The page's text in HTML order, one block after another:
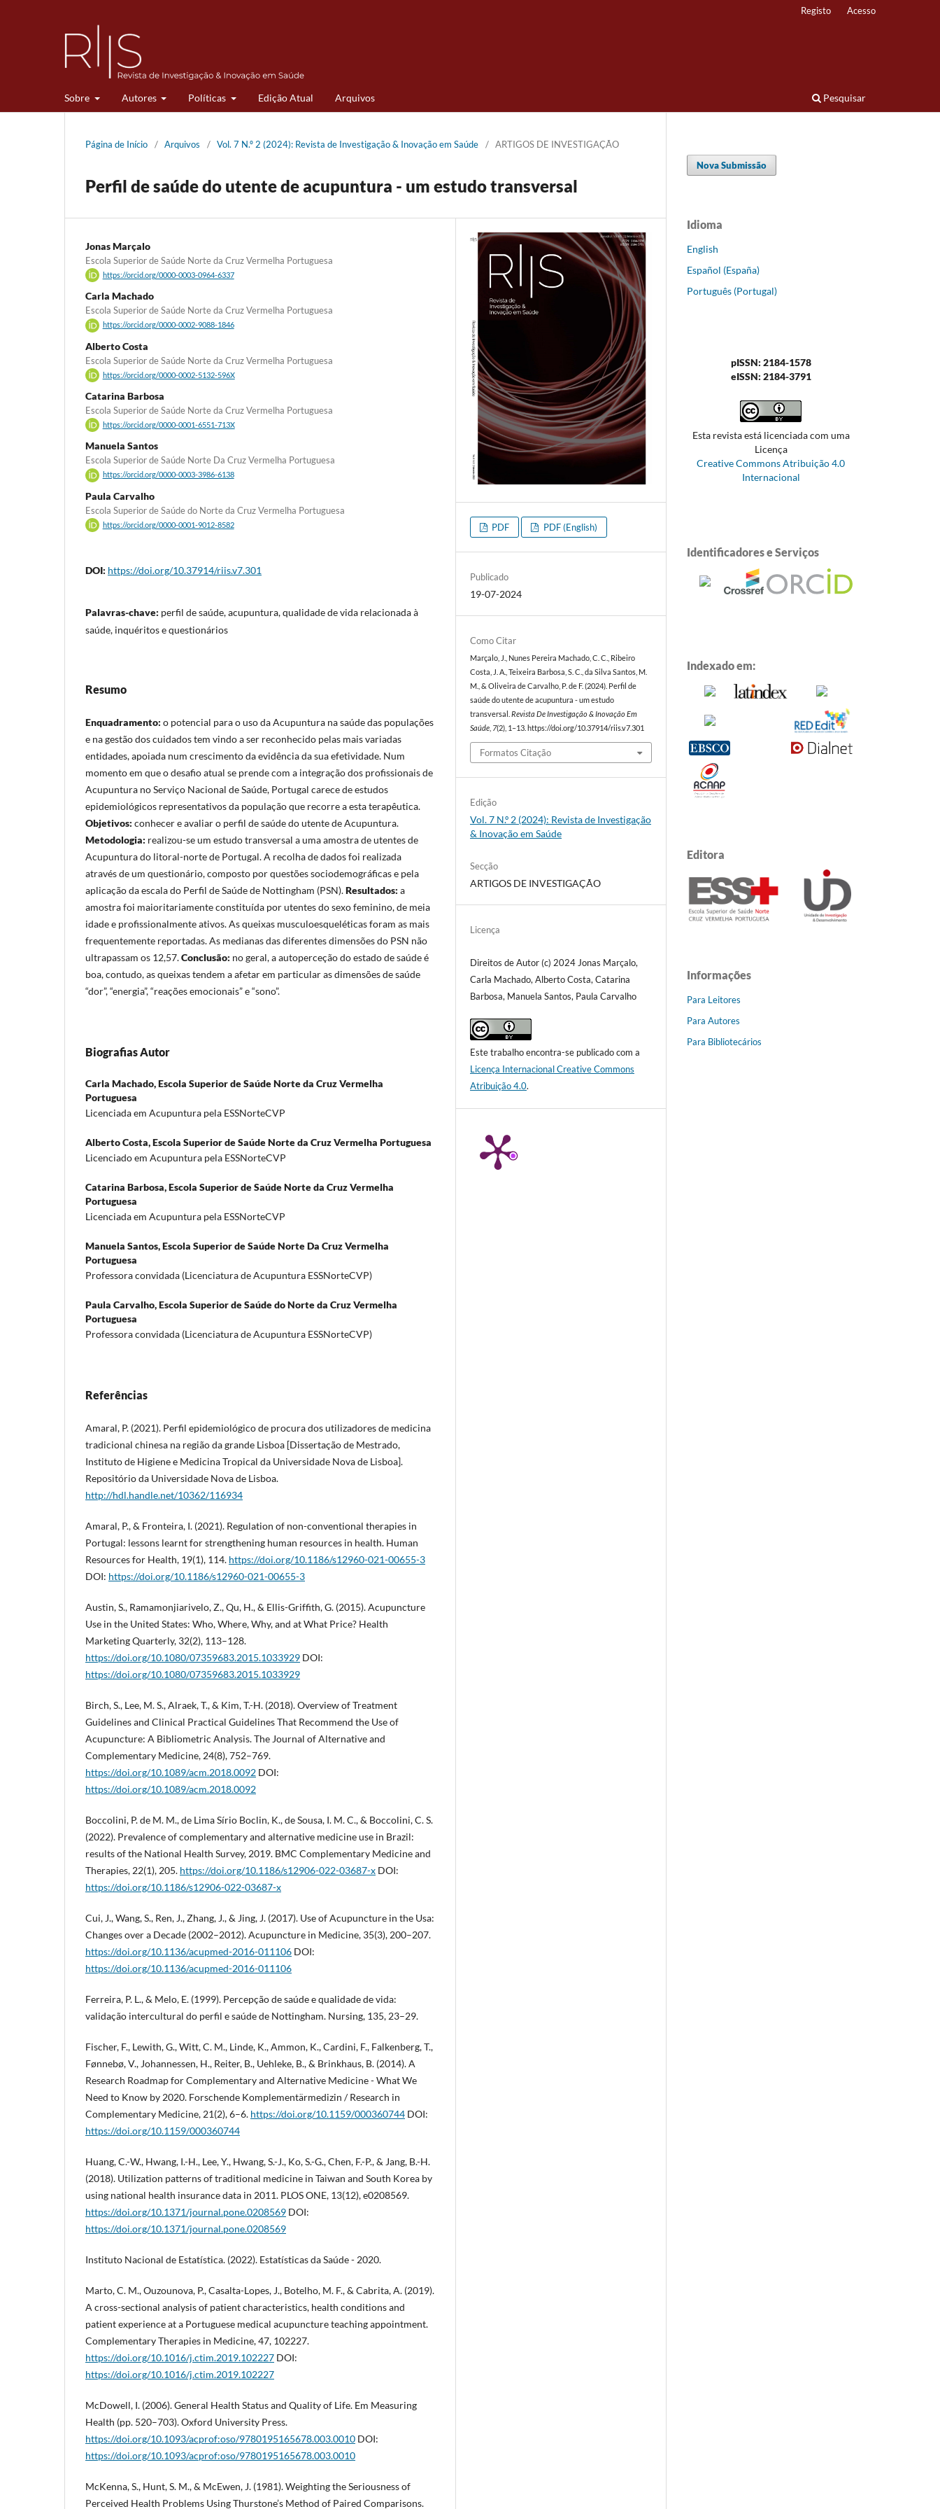
Sobre Autores Políticas Edição Atual Arquivos Pesquisar
Registo Acesso
Página de Início / Arquivos / Vol. 7 N.º 2 (2024): Revista de Investigação & Inovação em Saúde / ARTIGOS DE INVESTIGAÇÃO
Perfil de saúde do utente de acupuntura - um estudo transversal
Jonas Marçalo
Escola Superior de Saúde Norte da Cruz Vermelha Portuguesa
https://orcid.org/0000-0003-0964-6337
Carla Machado
Escola Superior de Saúde Norte da Cruz Vermelha Portuguesa
https://orcid.org/0000-0002-9088-1846
Alberto Costa
Escola Superior de Saúde Norte da Cruz Vermelha Portuguesa
https://orcid.org/0000-0002-5132-596X
Catarina Barbosa
Escola Superior de Saúde Norte da Cruz Vermelha Portuguesa
https://orcid.org/0000-0001-6551-713X
Manuela Santos
Escola Superior de Saúde Norte Da Cruz Vermelha Portuguesa
https://orcid.org/0000-0003-3986-6138
Paula Carvalho
Escola Superior de Saúde do Norte da Cruz Vermelha Portuguesa
https://orcid.org/0000-0001-9012-8582
DOI: https://doi.org/10.37914/riis.v7.301
Palavras-chave: perfil de saúde, acupuntura, qualidade de vida relacionada à
saúde, inquéritos e questionários
Resumo
Enquadramento: o potencial para o uso da Acupuntura na saúde das populações
e na gestão dos cuidados tem vindo a ser reconhecido pelas mais variadas
entidades, apoiada num crescimento da evidência da sua efetividade. Num
momento em que o desafio atual se prende com a integração dos profissionais de
Acupuntura no Serviço Nacional de Saúde, Portugal carece de estudos
epidemiológicos representativos da população que recorre a esta terapêutica.
Objetivos: conhecer e avaliar o perfil de saúde do utente de Acupuntura.
Metodologia: realizou-se um estudo transversal a uma amostra de utentes de
Acupuntura do litoral-norte de Portugal. A recolha de dados foi realizada
através de um questionário, composto por questões sociodemográficas e pela
aplicação da escala do Perfil de Saúde de Nottingham (PSN).Resultados: a
amostra foi maioritariamente constituída por utentes do sexo feminino, de meia
idade e profissionalmente ativos. As queixas musculoesqueléticas foram as mais
frequentemente reportadas. As medianas das diferentes dimensões do PSN não
ultrapassam os 12,57.Conclusão: no geral, a autoperceção do estado de saúde é
boa, contudo, as queixas tendem a afetar em particular as dimensões de saúde
“dor”, “energia”, “reações emocionais” e “sono”.
Biografias Autor
Carla Machado,Escola Superior de Saúde Norte da Cruz Vermelha
Portuguesa
Licenciada em Acupuntura pela ESSNorteCVP
Alberto Costa,Escola Superior de Saúde Norte da Cruz Vermelha Portuguesa
Licenciado em Acupuntura pela ESSNorteCVP
Catarina Barbosa,Escola Superior de Saúde Norte da Cruz Vermelha
Portuguesa
Licenciada em Acupuntura pela ESSNorteCVP
Manuela Santos,Escola Superior de Saúde Norte Da Cruz Vermelha
Portuguesa
Professora convidada (Licenciatura de Acupuntura ESSNorteCVP)
Paula Carvalho,Escola Superior de Saúde do Norte da Cruz Vermelha
Portuguesa
Professora convidada (Licenciatura de Acupuntura ESSNorteCVP)
Referências
Amaral, P. (2021). Perfil epidemiológico de procura dos utilizadores de medicina
tradicional chinesa na região da grande Lisboa [Dissertação de Mestrado,
Instituto de Higiene e Medicina Tropical da Universidade Nova de Lisboa].
Repositório da Universidade Nova de Lisboa.
http://hdl.handle.net/10362/116934
Amaral, P., & Fronteira, I. (2021). Regulation of non-conventional therapies in
Portugal: lessons learnt for strengthening human resources in health. Human
Resources for Health, 19(1), 114. https://doi.org/10.1186/s12960-021-00655-3
DOI: https://doi.org/10.1186/s12960-021-00655-3
Austin, S., Ramamonjiarivelo, Z., Qu, H., & Ellis-Griffith, G. (2015). Acupuncture
Use in the United States: Who, Where, Why, and at What Price? Health
Marketing Quarterly, 32(2), 113–128.
https://doi.org/10.1080/07359683.2015.1033929 DOI:
https://doi.org/10.1080/07359683.2015.1033929
Birch, S., Lee, M. S., Alraek, T., & Kim, T.-H. (2018). Overview of Treatment
Guidelines and Clinical Practical Guidelines That Recommend the Use of
Acupuncture: A Bibliometric Analysis. The Journal of Alternative and
Complementary Medicine, 24(8), 752–769.
https://doi.org/10.1089/acm.2018.0092 DOI:
https://doi.org/10.1089/acm.2018.0092
Boccolini, P. de M. M., de Lima Sírio Boclin, K., de Sousa, I. M. C., & Boccolini, C. S.
(2022). Prevalence of complementary and alternative medicine use in Brazil:
results of the National Health Survey, 2019. BMC Complementary Medicine and
Therapies, 22(1), 205. https://doi.org/10.1186/s12906-022-03687-x DOI:
https://doi.org/10.1186/s12906-022-03687-x
Cui, J., Wang, S., Ren, J., Zhang, J., & Jing, J. (2017). Use of Acupuncture in the Usa:
Changes over a Decade (2002–2012). Acupuncture in Medicine, 35(3), 200–207.
https://doi.org/10.1136/acupmed-2016-011106 DOI:
https://doi.org/10.1136/acupmed-2016-011106
Ferreira, P. L., & Melo, E. (1999). Percepção de saúde e qualidade de vida:
validação intercultural do perfil e saúde de Nottingham. Nursing, 135, 23–29.
Fischer, F., Lewith, G., Witt, C. M., Linde, K., Ammon, K., Cardini, F., Falkenberg, T.,
Fønnebø, V., Johannessen, H., Reiter, B., Uehleke, B., & Brinkhaus, B. (2014). A
Research Roadmap for Complementary and Alternative Medicine - What We
Need to Know by 2020. Forschende Komplementärmedizin / Research in
Complementary Medicine, 21(2), 6–6. https://doi.org/10.1159/000360744 DOI:
https://doi.org/10.1159/000360744
Huang, C.-W., Hwang, I.-H., Lee, Y., Hwang, S.-J., Ko, S.-G., Chen, F.-P., & Jang, B.-H.
(2018). Utilization patterns of traditional medicine in Taiwan and South Korea by
using national health insurance data in 2011. PLOS ONE, 13(12), e0208569.
https://doi.org/10.1371/journal.pone.0208569 DOI:
https://doi.org/10.1371/journal.pone.0208569
Instituto Nacional de Estatística. (2022). Estatísticas da Saúde - 2020.
Marto, C. M., Ouzounova, P., Casalta-Lopes, J., Botelho, M. F., & Cabrita, A. (2019).
A cross-sectional analysis of patient characteristics, health conditions and
patient experience at a Portuguese medical acupuncture teaching appointment.
Complementary Therapies in Medicine, 47, 102227.
https://doi.org/10.1016/j.ctim.2019.102227 DOI:
https://doi.org/10.1016/j.ctim.2019.102227
McDowell, I. (2006). General Health Status and Quality of Life. Em Measuring
Health (pp. 520–703). Oxford University Press.
https://doi.org/10.1093/acprof:oso/9780195165678.003.0010 DOI:
https://doi.org/10.1093/acprof:oso/9780195165678.003.0010
McKenna, S., Hunt, S. M., & McEwen, J. (1981). Weighting the Seriousness of
Perceived Health Problems Using Thurstone’s Method of Paired Comparisons.
PDF PDF (English)
Publicado
19-07-2024
Como Citar
Marçalo, J., Nunes Pereira Machado, C. C., Ribeiro
Costa, J. A., Teixeira Barbosa, S. C., da Silva Santos, M.
M., & Oliveira de Carvalho, P. de F. (2024). Perfil de
saúde do utente de acupuntura - um estudo
transversal.Revista De Investigação & Inovação Em
Saúde 7(2), 1–13. https://doi.org/10.37914/riis.v7.301
Formatos Citação
Edição
Vol. 7 N.º 2 (2024): Revista de Investigação
& Inovação em Saúde
Secção
ARTIGOS DE INVESTIGAÇÃO
Licença
Direitos de Autor (c) 2024 Jonas Marçalo,
Carla Machado, Alberto Costa, Catarina
Barbosa, Manuela Santos, Paula Carvalho
Este trabalho encontra-se publicado com a
Licença Internacional Creative Commons
Atribuição 4.0.
Nova Submissão
Idioma
English
Español (España)
Português (Portugal)
pISSN: 2184-1578
eISSN: 2184-3791
Esta revista está licenciada com uma
Licença
Creative Commons Atribuição 4.0
Internacional
Identificadores e Serviços
Indexado em:
Editora
Informações
Para Leitores
Para Autores
Para Bibliotecários